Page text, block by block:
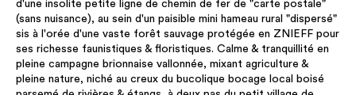
d'une insolite petite ligne de chemin de fer de "carte postale"
(sans nuisance), au sein d'un paisible mini hameau rural "dispersé"
sis à l'orée d'une vaste forêt sauvage protégée en ZNIEFF pour
ses richesse faunistiques & floristiques. Calme & tranquillité en
pleine campagne brionnaise vallonnée, mixant agriculture &
pleine nature, niché au creux du bucolique bocage local boisé